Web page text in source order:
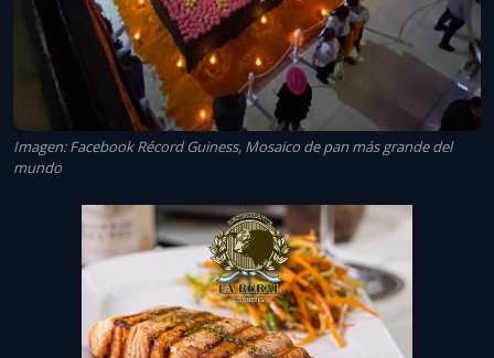
Imagen: Facebook Récord Guiness, Mosaico de pan más grande del
mundo